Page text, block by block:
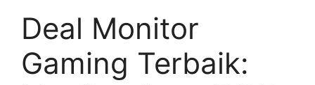
Deal Monitor
Gaming Terbaik: